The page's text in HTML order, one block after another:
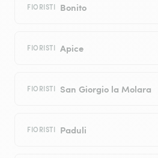
FIORISTI Bonito
FIORISTI Apice
FIORISTI San Giorgio la Molara
FIORISTI Paduli